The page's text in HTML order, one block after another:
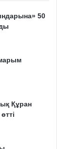
50
Құран